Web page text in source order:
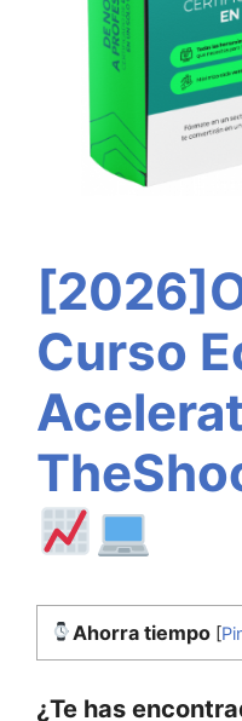
Curso
Ahorra tiempo [
¿Te has